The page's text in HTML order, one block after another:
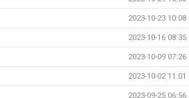
2023-10-23 10:08
2023-10-16 08:35
2023-10-09 07:26
2023-10-02 11:01
2023-09-25 06:56